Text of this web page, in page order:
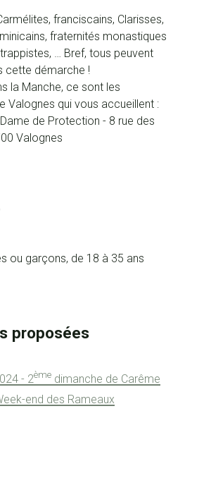
franciscains, Clarisses,
fraternités monastiques
… Bref, tous peuvent
cette démarche !
la Manche, ce sont les
Valognes qui vous accueillent :
de Protection - 8 rue des
Valognes
ou garçons, de 18 à 35 ans
proposées
- 2èmedimanche de Carême
end des Rameaux